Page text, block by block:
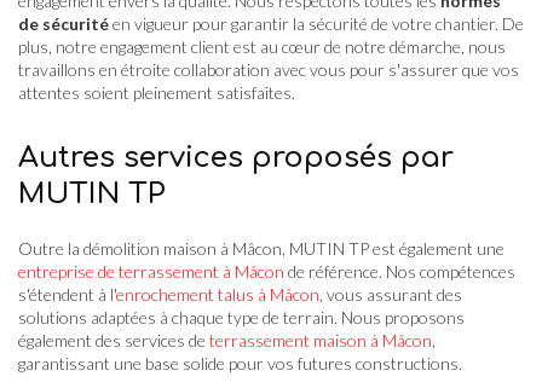
de sécuritéen vigueur pour garantir la sécurité de votre chantier. De
plus, notre engagement client est au cœur de notre démarche, nous
travaillons en étroite collaboration avec vous pour s'assurer que vos
attentes soient pleinement satisfaites.
Autres services proposés par
MUTIN TP
Outre la démolition maison à Mâcon, MUTIN TP est également une
entreprise de terrassement à Mâcon de référence. Nos compétences
s'étendent à l'enrochement talus à Mâcon , vous assurant des
solutions adaptées à chaque type de terrain. Nous proposons
également des services de terrassement maison à Mâcon
garantissant une base solide pour vos futures constructions.